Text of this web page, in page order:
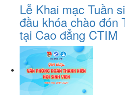
Lễ Khai mạc Tuần
đầu khóa chào đón
tại Cao đẳng CTIM